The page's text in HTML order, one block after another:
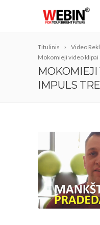
Titulinis
Video
Mokomieji video
IMPULS